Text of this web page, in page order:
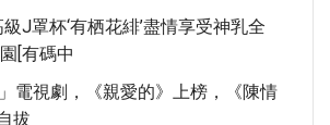
J罩杯‘有栖花緋’盡情享受神乳全
[有碼中
電視劇，《親愛的》上榜，《陳情
拔